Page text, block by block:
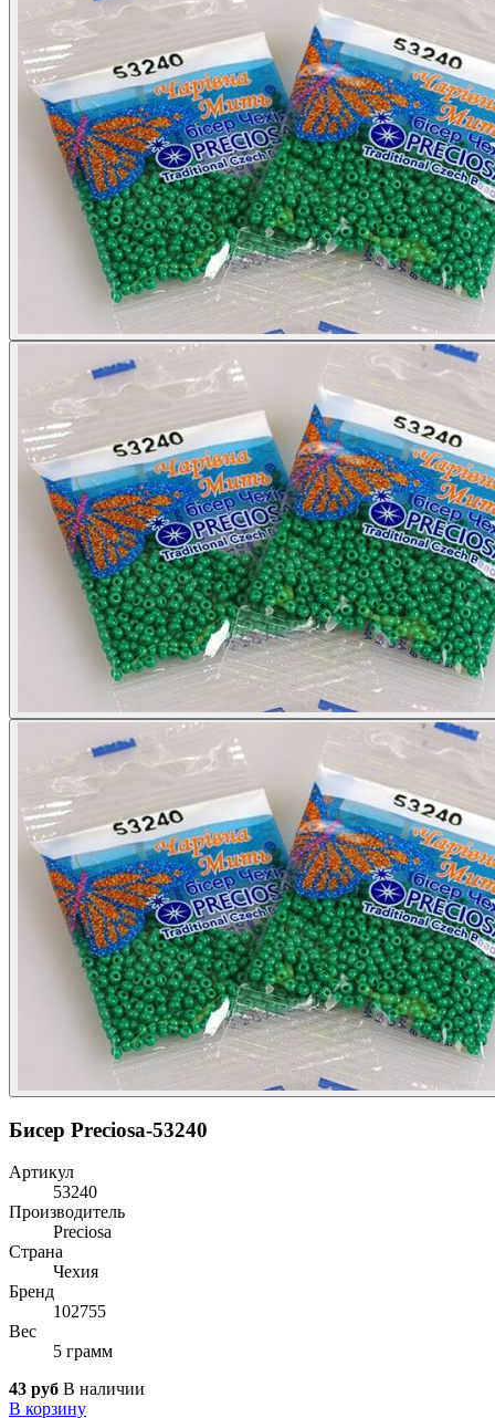
Бисер Preciosa-53240
Артикул
53240
Производитель
Preciosa
Страна
Чехия
Бренд
102755
Вес
5 грамм
43 руб В наличии
В корзину